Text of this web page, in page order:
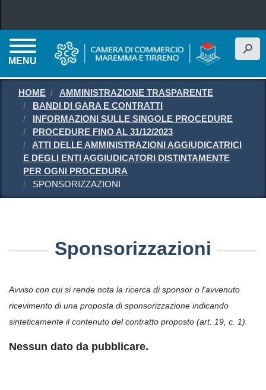
MENU
h
HOME
AMMINISTRAZIONE TRASPARENTE
BANDI DI GARA E CONTRATTI
INFORMAZIONI SULLE SINGOLE PROCEDURE
PROCEDURE FINO AL 31/12/2023
ATTI DELLE AMMINISTRAZIONI AGGIUDICATRICI
E DEGLI ENTI AGGIUDICATORI DISTINTAMENTE
PER OGNI PROCEDURA
SPONSORIZZAZIONI
Sponsorizzazioni
Avviso con cui si rende nota la ricerca di sponsor o l'avvenuto
ricevimento di una proposta di sponsorizzazione indicando
sinteticamente il contenuto del contratto proposto (art. 19, c. 1).
Nessun dato da pubblicare.